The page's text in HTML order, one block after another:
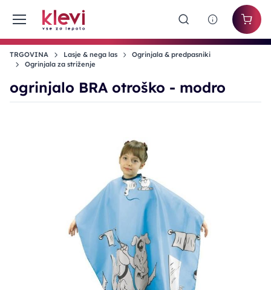
TRGOVINA Lasje & nega las
Ogrinjala & predpasniki
Ogrinjala za striženje
ogrinjalo BRA otroško - modro